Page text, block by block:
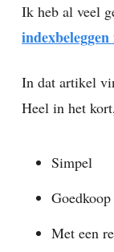
Ik heb al veel
In dat artikel
Heel in het
Simpel
Goedkoop
Met een